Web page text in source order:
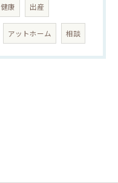
健康 出産
アットホーム 相談